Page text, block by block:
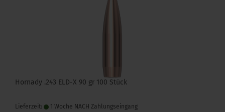
Hornady .243 ELD-X 90 gr 100 Stück
Lieferzeit: 1 Woche NACH Zahlungseingang